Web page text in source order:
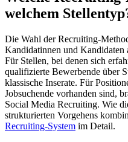
welchem
Die Wahl der Recruiting-
Kandidatinnen und Kandidaten
Für Stellen, bei denen sich
qualifizierte Bewerbende über
klassische Inserate. Für
Jobsuchende vorhanden sind,
Social Media Recruiting. Wie
strukturierten Vorgehens
Recruiting-System im Detail.